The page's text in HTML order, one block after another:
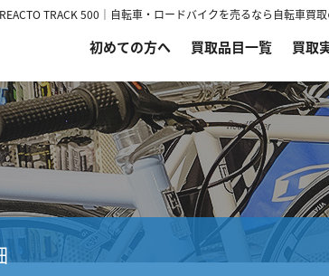
TRACK 500｜自転車・ロードバイクを売るなら自転車買
初めての方へ 買取品目一覧 買取